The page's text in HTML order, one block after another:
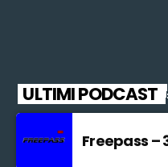
ULTIMI PODCAST
Freepass –